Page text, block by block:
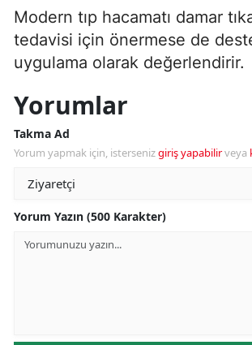
Modern tıp hacamatı damar
tedavisi için önermese de
uygulama olarak değerlendirir.
Yorumlar
Takma Ad
Yorum yapmak için, istersenizgiriş yapabilirveya
Yorum Yazın (500 Karakter)